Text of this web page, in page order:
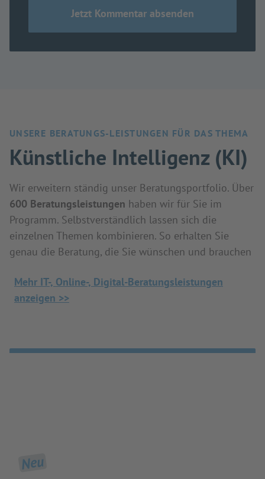
UNSERE BERATUNGS-LEISTUNGEN FÜR DAS THEMA
Künstliche Intelligenz (KI)
Wir erweitern ständig unser Beratungsportfolio. Über
600 Beratungsleistungen haben wir für Sie im
Programm. Selbstverständlich lassen sich die
einzelnen Themen kombinieren. So erhalten Sie
genau die Beratung, die Sie wünschen und brauchen
Mehr IT-, Online-, Digital-Beratungsleistungen
anzeigen >>
Neu